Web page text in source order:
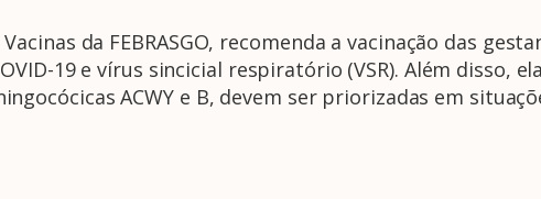
da FEBRASGO, recomenda a vacinação das
19 e vírus sincicial respiratório (VSR). Além disso,
ACWY e B, devem ser priorizadas em